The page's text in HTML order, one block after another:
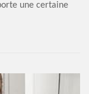
une certaine